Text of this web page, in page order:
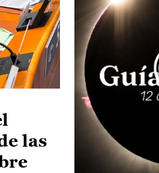
las